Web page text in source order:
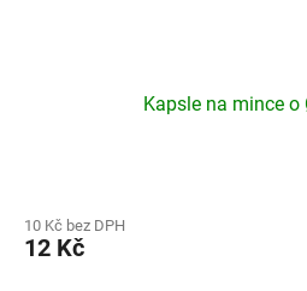
Kapsle na mince o
10 Kč bez DPH
12 Kč